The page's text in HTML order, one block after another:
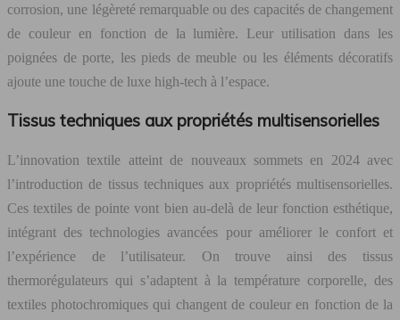
corrosion, une légèreté remarquable ou des capacités de changement
de couleur en fonction de la lumière. Leur utilisation dans les
poignées de porte, les pieds de meuble ou les éléments décoratifs
ajoute une touche de luxe high-tech à l’espace.
Tissus techniques aux propriétés multisensorielles
L’innovation textile atteint de nouveaux sommets en 2024 avec
l’introduction de tissus techniques aux propriétés multisensorielles.
Ces textiles de pointe vont bien au-delà de leur fonction esthétique,
intégrant des technologies avancées pour améliorer le confort et
l’expérience de l’utilisateur. On trouve ainsi des tissus
thermorégulateurs qui s’adaptent à la température corporelle, des
textiles photochromiques qui changent de couleur en fonction de la